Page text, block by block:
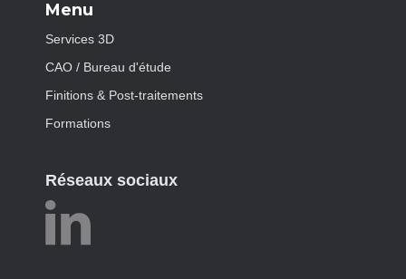
Menu
Services 3D
CAO / Bureau d'étude
Finitions & Post-traitements
Formations
Réseaux sociaux